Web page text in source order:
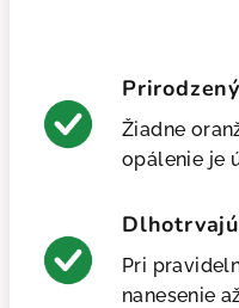
Žiadne
opálenie je
Pri
nanesenie